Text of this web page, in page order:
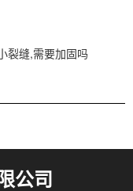
裂缝,需要加固吗
公司